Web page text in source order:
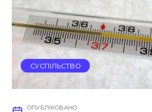
СУСПІЛЬСТВО
ОПУБЛІКОВАНО